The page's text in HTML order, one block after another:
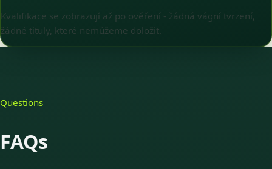
Kvalifikace se zobrazují až po ověření - žádná vágní tvrzení,
žádné tituly, které nemůžeme doložit.
Questions
FAQs